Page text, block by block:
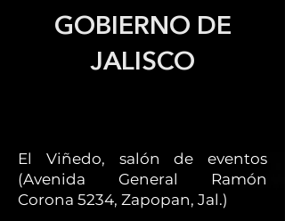
GOBIERNO DE
JALISCO
El Viñedo, salón de eventos
(Avenida General Ramón
Corona 5234, Zapopan, Jal.)